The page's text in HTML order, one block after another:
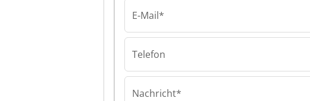
E-Mail*
Telefon
Nachricht*